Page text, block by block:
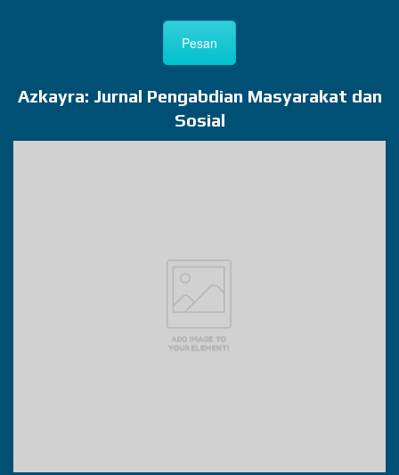
Pesan
Azkayra: Jurnal Pengabdian Masyarakat dan
Sosial